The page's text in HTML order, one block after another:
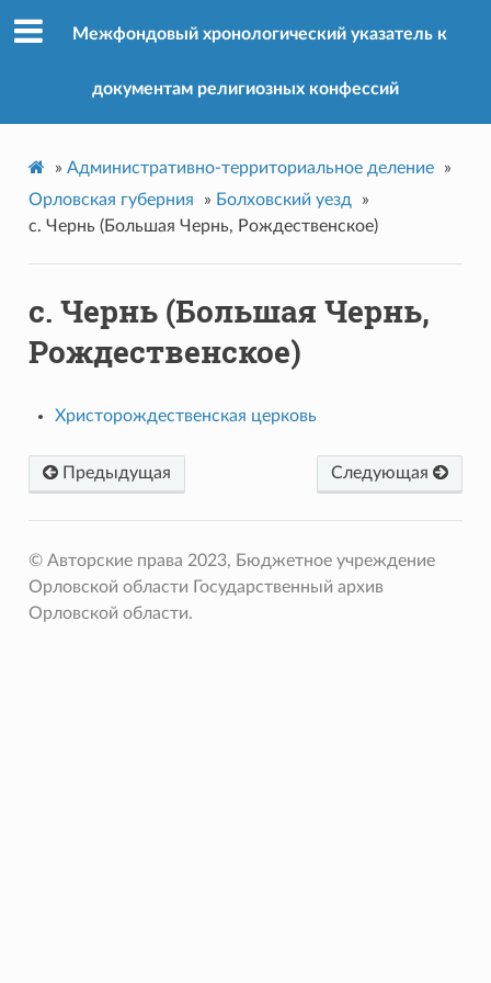
Межфондовый хронологический указатель к
документам религиозных конфессий
» Административно-территориальное деление
»
Орловская губерния
» Болховский уезд
»
с. Чернь (Большая Чернь, Рождественское)
с. Чернь (Большая Чернь,
Рождественское)
Христорождественская церковь
Следующая
Предыдущая
© Авторские права 2023, Бюджетное учреждение
Орловской области Государственный архив
Орловской области.